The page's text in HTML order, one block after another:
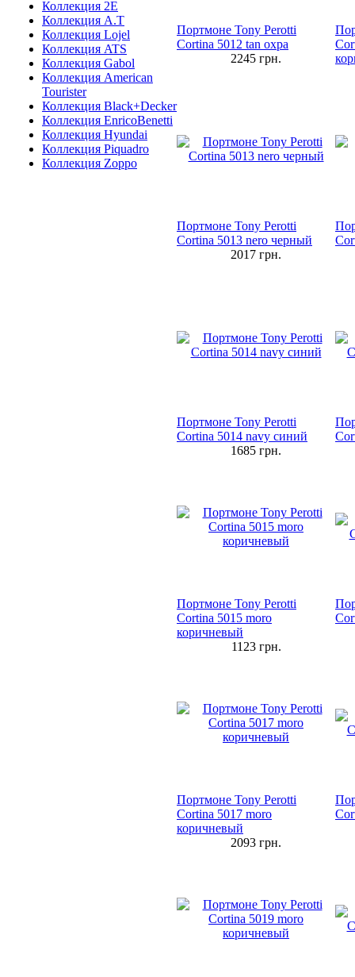
Коллекция 2E
Коллекция A.T
Коллекция Lojel
Коллекция ATS
Коллекция Gabol
Коллекция American
Tourister
Коллекция Black+Decker
Коллекция EnricoBenetti
Коллекция Hyundai
Коллекция Piquadro
Коллекция Zoppo
Портмоне Tony Perotti
Cortina 5012 tan охра
2245 грн.
Портмоне Tony Perotti
Cortina 5013 nero черный
2017 грн.
Портмоне Tony Perotti
Cortina 5014 navy синий
1685 грн.
Портмоне Tony Perotti
Cortina 5015 moro
коричневый
1123грн.
Портмоне Tony Perotti
Cortina 5017 moro
коричневый
2093 грн.